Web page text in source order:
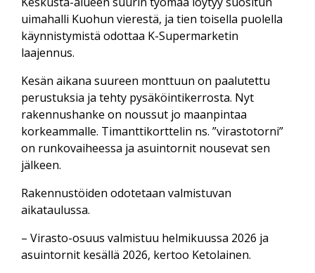
uimahalli Kuohun vierestä, ja tien toisella puolella
käynnistymistä odottaa K-Supermarketin
laajennus.
Kesän aikana suureen monttuun on paalutettu
perustuksia ja tehty pysäköintikerrosta. Nyt
rakennushanke on noussut jo maanpintaa
korkeammalle. Timanttikorttelin ns. ”virastotorni”
on runkovaiheessa ja asuintornit nousevat sen
jälkeen.
Rakennustöiden odotetaan valmistuvan
aikataulussa.
– Virasto-osuus valmistuu helmikuussa 2026 ja
asuintornit kesällä 2026, kertoo Ketolainen.